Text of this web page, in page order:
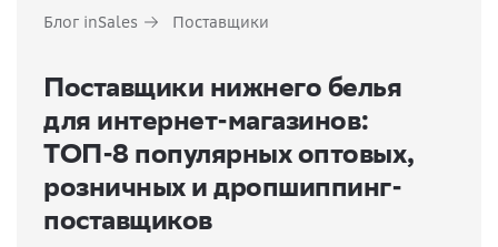
Блог inSales Поставщики
Поставщики нижнего белья
для интернет-магазинов:
ТОП-8 популярных оптовых,
розничных и дропшиппинг-
поставщиков